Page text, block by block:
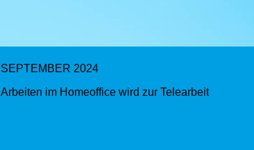
SEPTEMBER 2024
Arbeiten im Homeoffice wird zur Telearbeit